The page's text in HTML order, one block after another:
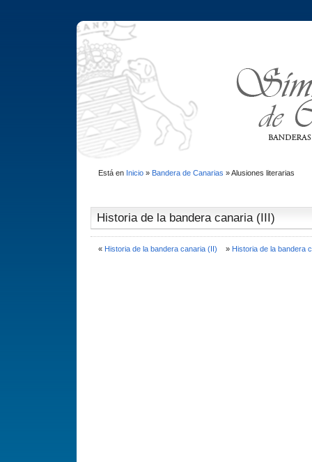
Está en Inicio» Bandera de Canarias »Alusiones literarias
Historia de la bandera canaria (III)
« Historia de la bandera canaria (II) » Historia de la bandera